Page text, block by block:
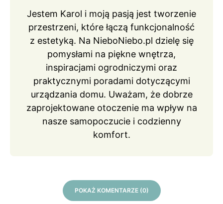
Jestem Karol i moją pasją jest tworzenie
przestrzeni, które łączą funkcjonalność
z estetyką. Na NieboNiebo.pl dzielę się
pomysłami na piękne wnętrza,
inspiracjami ogrodniczymi oraz
praktycznymi poradami dotyczącymi
urządzania domu. Uważam, że dobrze
zaprojektowane otoczenie ma wpływ na
nasze samopoczucie i codzienny
komfort.
POKAŻ KOMENTARZE (0)